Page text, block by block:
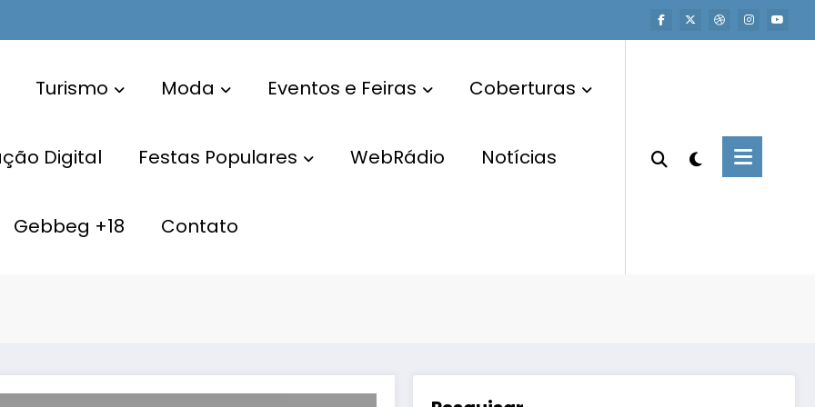
Turismo Moda Eventos e Feiras Coberturas
Digital Festas Populares WebRádio Notícias
Gebbeg +18 Contato